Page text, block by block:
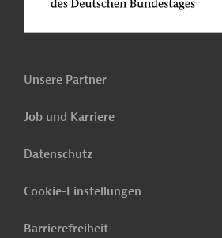
Unsere Partner
Job und Karriere
Datenschutz
Cookie-Einstellungen
Barrierefreiheit